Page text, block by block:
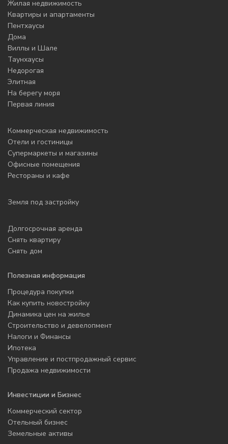
Жилая недвижимость
Квартиры и апартаменты
Пентхаусы
Дома
Виллы и Шале
Таунхаусы
Недорогая
Элитная
На берегу моря
Первая линия
Коммерческая недвижимость
Отели и гостиницы
Супермаркеты и магазины
Офисные помещения
Рестораны и кафе
Земля под застройку
Долгосрочная аренда
Снять квартиру
Снять дом
Полезная информация
Процедура покупки
Как купить новостройку
Динамика цен на жилье
Строительство и девелопмент
Налоги и Финансы
Ипотека
Управление и постпродажный сервис
Продажа недвижимости
Инвестиции и Бизнес
Коммерческий сектор
Отельный бизнес
Земельные активы